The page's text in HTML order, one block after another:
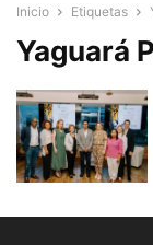
Inicio Etiquetas
Yaguará